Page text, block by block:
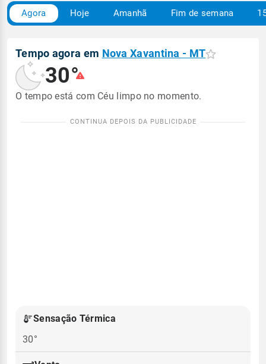
Agora Hoje Amanhã Fim de semana
Tempo agora em Nova Xavantina - MT
30°
O tempo está com Céu limpo no momento.
Sensação Térmica
30°